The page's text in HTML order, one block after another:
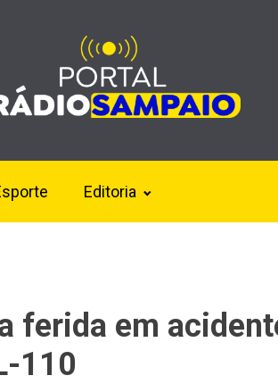
Editoria
ferida em
110